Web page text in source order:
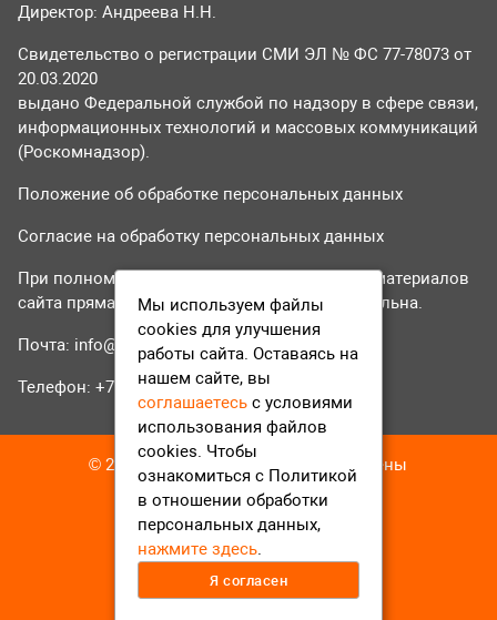
Директор: Андреева Н.Н.
Свидетельство о регистрации СМИ ЭЛ № ФС 77-78073 от
20.03.2020
выдано Федеральной службой по надзору в сфере связи,
информационных технологий и массовых коммуникаций
(Роскомнадзор).
Положение об обработке персональных данных
Согласие на обработку персональных данных
При полном или частичном использовании материалов
сайта прямая гиперссылка на tvr24.tv обязательна.
Почта: info@tvr24.tv
Телефон: +7 (496) 551-04-95
© 2016-2023 ТВР24 Все права защищены
Мы используем файлы
cookies для улучшения
работы сайта. Оставаясь на
нашем сайте, вы
соглашаетесь с условиями
использования файлов
cookies. Чтобы
ознакомиться с Политикой
в отношении обработки
персональных данных,
нажмите здесь.
Я согласен